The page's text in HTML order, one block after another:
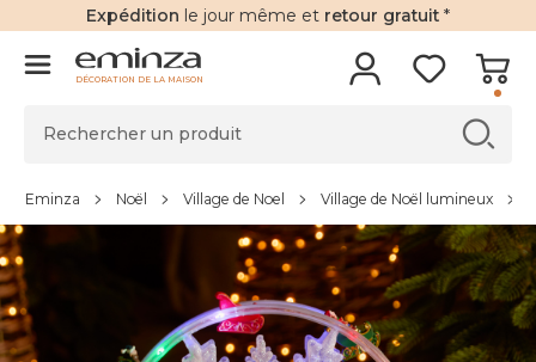
Expédition le jour même et retour gratuit *
DÉCORATION DE LA MAISON
Eminza Noël Village de Noel Village de Noël lumineux